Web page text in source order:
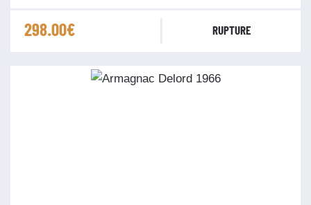
298.00€ RUPTURE